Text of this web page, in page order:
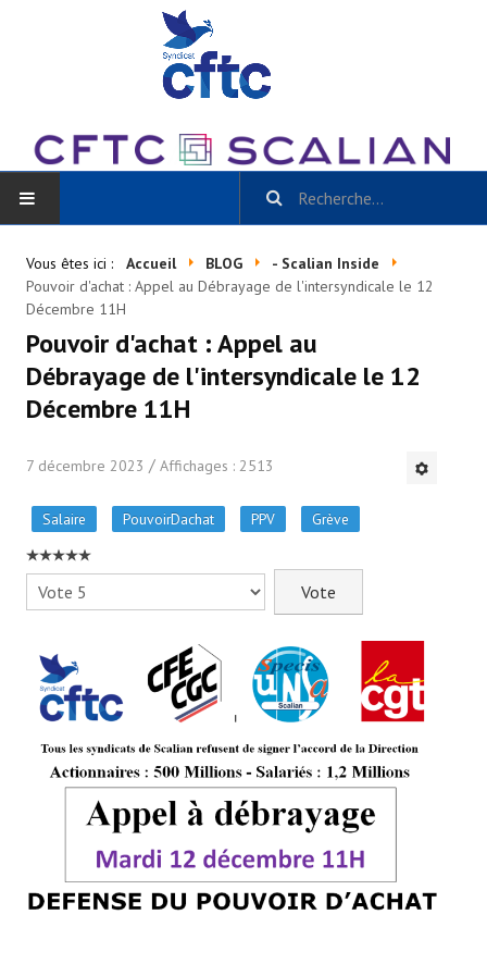
BLOG
Toutes les catégories
- Scalian Inside
- - Slidehow La Gazette SCALIAN
- Accords d'Entreprise
- Le Bistrot
Recherche avancée
NEWSLET'IN
S'inscrire à la Newletter Linkedin
Liens CFTC
Vous êtes ici : Accueil BLOG
- Scalian Inside
Pouvoir d'achat : Appel au Débrayage de l'intersyndicale le 12
Décembre 11H
Pouvoir d'achat : Appel au
Débrayage de l'intersyndicale le 12
Décembre 11H
7 décembre 2023 Affichages : 2513
Salaire PouvoirDachat PPV Grève
Veuillez
voter